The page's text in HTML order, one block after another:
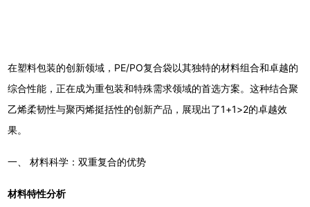
在塑料包装的创新领域，PE/PO复合袋以其独特的材料组合和卓越的
综合性能，正在成为重包装和特殊需求领域的首选方案。这种结合聚
乙烯柔韧性与聚丙烯挺括性的创新产品，展现出了1+1>2的卓越效
果。
一、 材料科学：双重复合的优势
材料特性分析